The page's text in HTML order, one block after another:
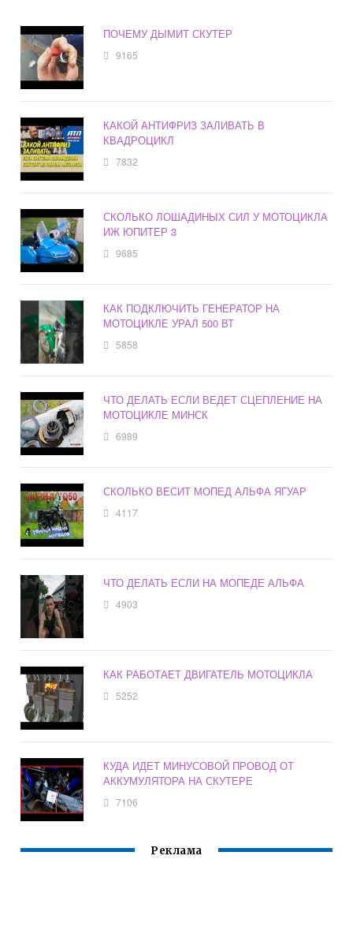
ПОЧЕМУ ДЫМИТ СКУТЕР
9165
КАКОЙ АНТИФРИЗ ЗАЛИВАТЬ В
КВАДРОЦИКЛ
7832
СКОЛЬКО ЛОШАДИНЫХ СИЛ У МОТОЦИКЛА
ИЖ ЮПИТЕР 3
9685
КАК ПОДКЛЮЧИТЬ ГЕНЕРАТОР НА
МОТОЦИКЛЕ УРАЛ 500 ВТ
5858
ЧТО ДЕЛАТЬ ЕСЛИ ВЕДЕТ СЦЕПЛЕНИЕ НА
МОТОЦИКЛЕ МИНСК
6989
СКОЛЬКО ВЕСИТ МОПЕД АЛЬФА ЯГУАР
4117
ЧТО ДЕЛАТЬ ЕСЛИ НА МОПЕДЕ АЛЬФА
4903
КАК РАБОТАЕТ ДВИГАТЕЛЬ МОТОЦИКЛА
5252
КУДА ИДЕТ МИНУСОВОЙ ПРОВОД ОТ
АККУМУЛЯТОРА НА СКУТЕРЕ
7106
Реклама